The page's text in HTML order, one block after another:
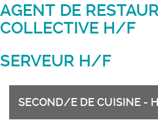
AGENT DE
COLLECTIVE H/F
SERVEUR H/F
SECOND/E DE CUISINE -